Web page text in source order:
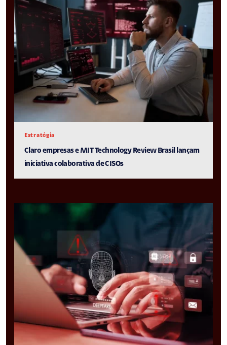
Estratégia
Claro empresas e MIT Technology Review Brasil lançam
iniciativa colaborativa de CISOs